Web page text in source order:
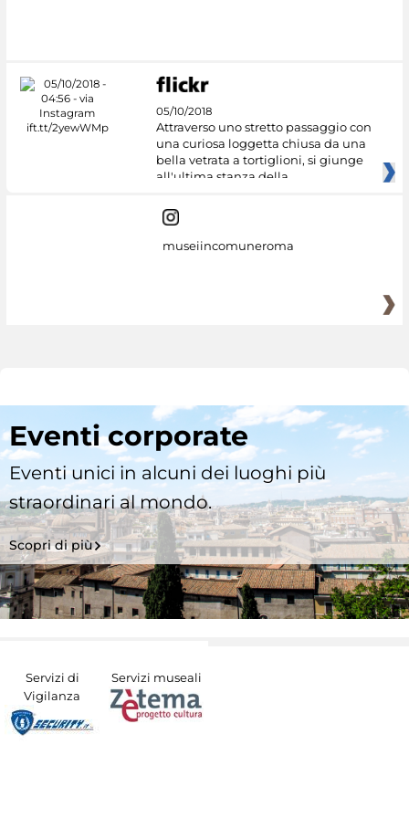
05/10/2018
Attraverso uno stretto passaggio con
una curiosa loggetta chiusa da una
bella vetrata a tortiglioni, si giunge
all'ultima stanza della
museiincomuneroma
Eventi corporate
Eventi unici in alcuni dei luoghi più
straordinari al mondo.
Scopri di più
Servizi di
Vigilanza
Servizi museali